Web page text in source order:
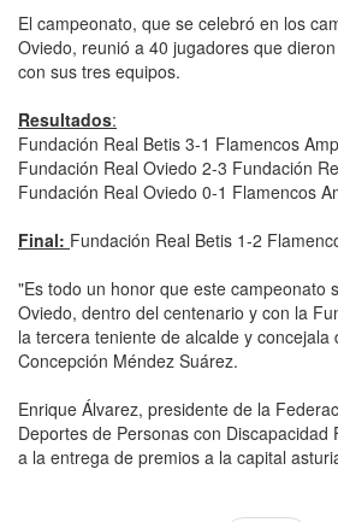
El campeonato, que se celebró en los
Oviedo, reunió a 40 jugadores que
con sus tres equipos.
Resultados:
Fundación Real Betis 3-1 Flamencos
Fundación Real Oviedo 2-3 Fundación
Fundación Real Oviedo 0-1 Flamencos
Final: Fundación Real Betis 1-2
"Es todo un honor que este campeonato
Oviedo, dentro del centenario y con la
la tercera teniente de alcalde y concejala
Concepción Méndez Suárez.
Enrique Álvarez, presidente de la
Deportes de Personas con Discapacidad
a la entrega de premios a la capital